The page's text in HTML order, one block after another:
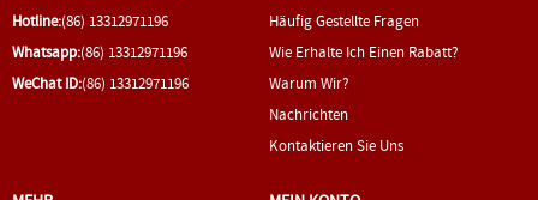
Hotline:(86) 13312971196
Whatsapp:(86) 13312971196
WeChat ID:(86) 13312971196
Häufig Gestellte Fragen
Wie Erhalte Ich Einen Rabatt?
Warum Wir?
Nachrichten
Kontaktieren Sie Uns